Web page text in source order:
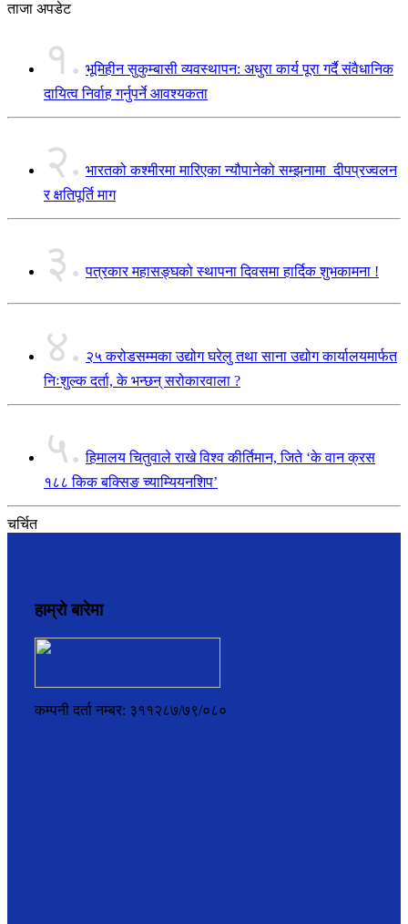
ताजा अपडेट
१. भूमिहीन सुकुम्बासी व्यवस्थापन: अधुरा कार्य पूरा गर्दै संवैधानिक
दायित्व निर्वाह गर्नुपर्ने आवश्यकता
२. भारतको कश्मीरमा मारिएका न्यौपानेको सम्झनामा दीपप्रज्वलन
र क्षतिपूर्ति माग
३. पत्रकार महासङ्घको स्थापना दिवसमा हार्दिक शुभकामना !
४. २५ करोडसम्मका उद्योग घरेलु तथा साना उद्योग कार्यालयमार्फत
निःशुल्क दर्ता, के भन्छन् सरोकारवाला ?
५. हिमालय चितुवाले राखे विश्व कीर्तिमान, जिते ‘के वान क्रस
१८८ किक बक्सिङ च्याम्यियनशिप’
चर्चित
हाम्रो बारेमा
कम्पनी दर्ता नम्बर: ३११२८७/७९/०८०